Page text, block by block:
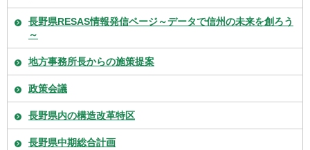
長野県RESAS情報発信ページ～データで信州の未来を創ろう
～
地方事務所長からの施策提案
政策会議
長野県内の構造改革特区
長野県中期総合計画